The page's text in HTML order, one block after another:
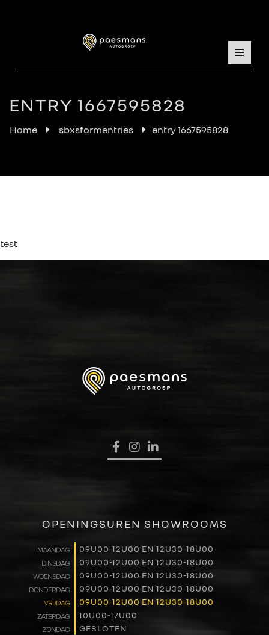
VERKOOP
RENAULT PRO+
NAVERKOOP
VERHUUR
ENTRY 1667595828
Home sbxsformentries entry 1667595828
test
OPENINGSUREN SHOWROOMS
MAANDAG 09U00-12U00 EN 12U30-18U00
DINSDAG 09U00-12U00 EN 12U30-18U00
WOENSDAG 09U00-12U00 EN 12U30-18U00
DONDERDAG 09U00-12U00 EN 12U30-18U00
VRIJDAG 09U00-12U00 EN 12U30-18U00
ZATERDAG 10U00-17U00
ZONDAG GESLOTEN